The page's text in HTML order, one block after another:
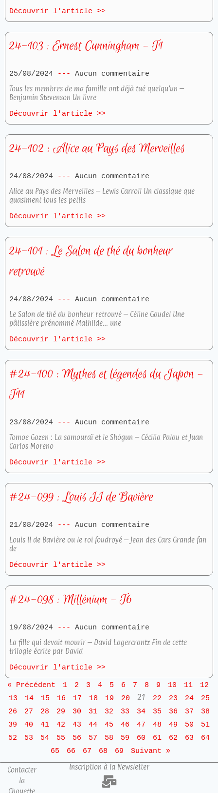
Découvrir l'article >>
24-103 : Ernest Cunningham – T1
25/08/2024
Aucun commentaire
Tous les membres de ma famille ont déjà tué quelqu’un –
Benjamin Stevenson Un livre
Découvrir l'article >>
24-102 : Alice au Pays des Merveilles
24/08/2024
Aucun commentaire
Alice au Pays des Merveilles – Lewis Carroll Un classique que
quasiment tous les petits
Découvrir l'article >>
24-101 : Le Salon de thé du bonheur
retrouvé
24/08/2024
Aucun commentaire
Le Salon de thé du bonheur retrouvé – Céline Gaudel Une
pâtissière prénommé Mathilde… une
Découvrir l'article >>
#24-100 : Mythes et légendes du Japon –
T11
23/08/2024
Aucun commentaire
Tomoe Gozen : La samouraï et le Shōgun – Cécilia Palau et Juan
Carlos Moreno
Découvrir l'article >>
#24-099 : Louis II de Bavière
21/08/2024
Aucun commentaire
Louis II de Bavière ou le roi foudroyé – Jean des Cars Grande fan
de
Découvrir l'article >>
#24-098 : Millénium – T6
19/08/2024
Aucun commentaire
La fille qui devait mourir – David Lagercrantz Fin de cette
trilogie écrite par David
Découvrir l'article >>
« Précédent 1 2 3 4 5 6 7 8 9 10 11
12
13
14 15 16 17 18 19 20 21 22 23 24
25
26
27 28 29 30 31 32 33 34 35 36 37
38
39
40 41 42 43 44 45 46 47 48 49 50
51
52
53 54 55 56 57 58 59 60 61 62 63
64
65
66 67 68 69 Suivant »
Contacter
la
Inscription à la Newsletter